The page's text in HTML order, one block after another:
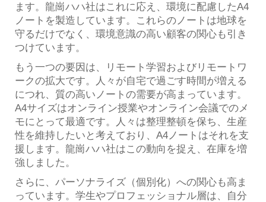
ます。龍崗ハハ社はこれに応え、環境に配慮したA4
ノートを製造しています。これらのノートは地球を
守るだけでなく、環境意識の高い顧客の関心も引き
つけています。
もう一つの要因は、リモート学習およびリモートワ
ークの拡大です。人々が自宅で過ごす時間が増える
につれ、質の高いノートの需要が高まっています。
A4サイズはオンライン授業やオンライン会議でのメ
モにとって最適です。人々は整理整頓を保ち、生産
性を維持したいと考えており、A4ノートはそれを支
援します。龍崗ハハ社はこの動向を捉え、在庫を増
強しました。
さらに、パーソナライズ（個別化）への関心も高ま
っています。学生やプロフェッショナル層は、自分